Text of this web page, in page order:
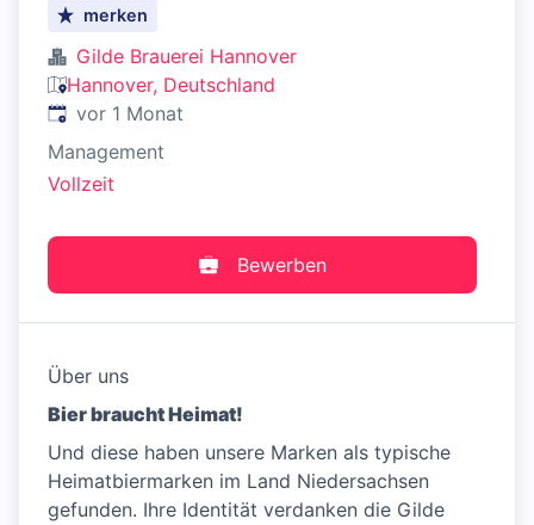
merken
Gilde Brauerei Hannover
Hannover, Deutschland
Veröffentlicht:
vor 1 Monat
Management
Vollzeit
Bewerben
Über uns
Bier braucht Heimat!
Und diese haben unsere Marken als typische
Heimatbiermarken im Land Niedersachsen
gefunden. Ihre Identität verdanken die Gilde